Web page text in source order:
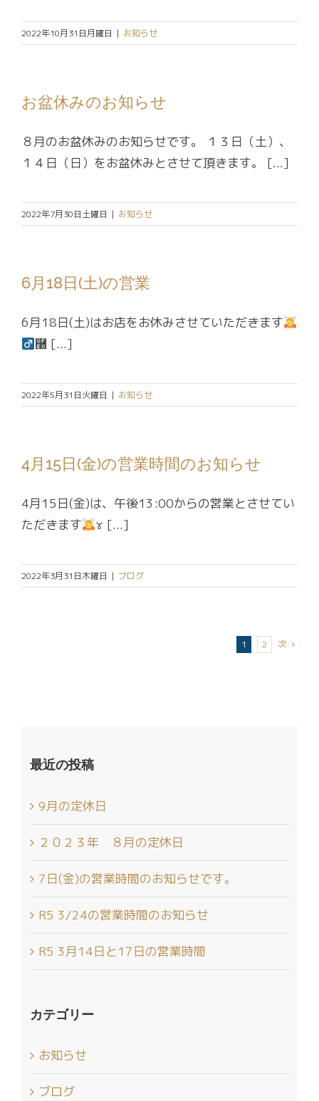
2022年10月31日月曜日 | お知らせ
お盆休みのお知らせ
８月のお盆休みのお知らせです。 １３日（土）、
１４日（日）をお盆休みとさせて頂きます。 [...]
2022年7月30日土曜日 | お知らせ
6月18日(土)の営業
6月18日(土)はお店をお休みさせていただきます
࿠ [...]
2022年5月31日火曜日 | お知らせ
4月15日(金)の営業時間のお知らせ
4月15日(金)は、午後13:00からの営業とさせてい
ただきます
‍ɤ [...]
2022年3月31日木曜日 | ブログ
1 2 次
最近の投稿
9月の定休日
２０２３年 ８月の定休日
7日(金)の営業時間のお知らせです。
R5 3/24の営業時間のお知らせ
R5 3月14日と17日の営業時間
カテゴリー
お知らせ
ブログ